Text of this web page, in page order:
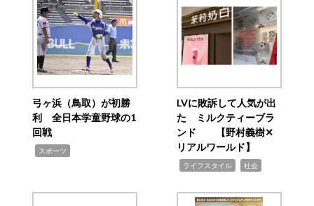
弓ヶ浜（鳥取）が初勝
利 全日本学童野球の1
回戦
スポーツ
LVに敗訴して人気が出
た ミルクティーブラ
ンド 【野村義樹✕
リアルワールド】
ライフスタイル 社会